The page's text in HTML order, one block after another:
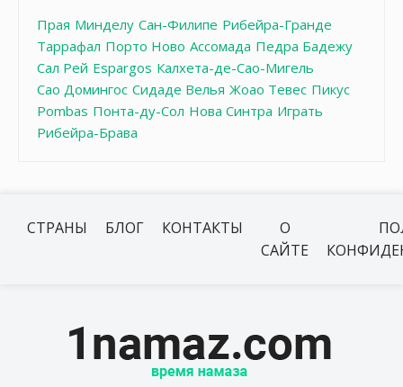
Прая Минделу Сан-Филипе Рибейра-Гранде
Таррафал Порто Ново Ассомада Педра Бадежу
Сал Рей Espargos Калхета-де-Сао-Мигель
Сао Домингос Сидаде Велья Жоао Тевес Пикус
Pombas Понта-ду-Сол Нова Синтра Играть
Рибейра-Брава
СТРАНЫ БЛОГ КОНТАКТЫ
О
САЙТЕ